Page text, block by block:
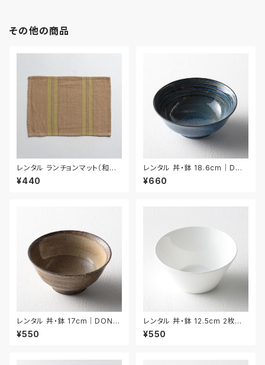
その他の商品
レンタル ランチョンマット（和風）
44.8cm｜MAW014
¥440
レンタル 丼・鉢 18.6cm｜DON
018
¥660
レンタル 丼・鉢 17cm｜DON0
25
¥550
レンタル 丼・鉢 12.5cm 2枚セッ
ト｜DON057
¥550